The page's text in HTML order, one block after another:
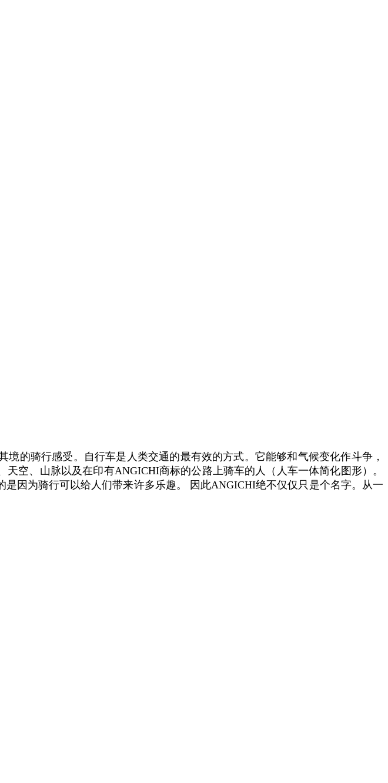
的骑行感受。自行车是人类交通的最有效的方式。它能够和气候变化作斗争，
空、山脉以及在印有ANGICHI商标的公路上骑车的人（人车一体简化图形）。
因为骑行可以给人们带来许多乐趣。 因此ANGICHI绝不仅仅只是个名字。从一